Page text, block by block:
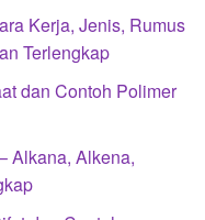
Kerja, Jenis, Rumus
Terlengkap
dan Contoh Polimer
Alkana, Alkena,